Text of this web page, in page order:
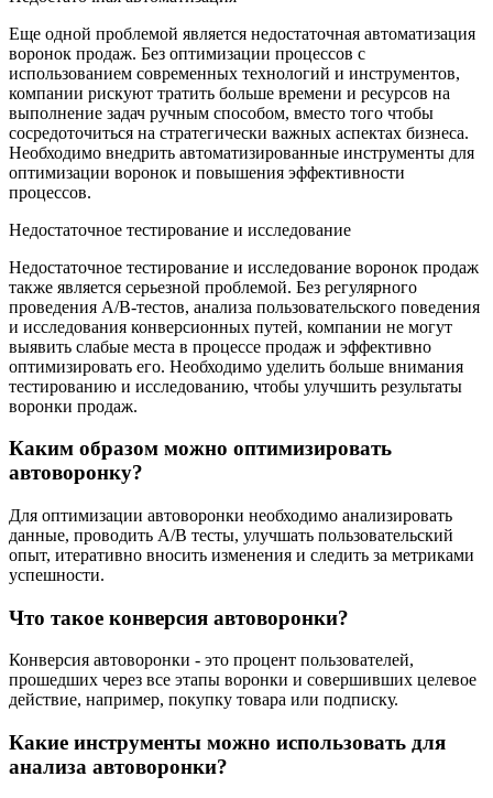
Еще одной проблемой является недостаточная автоматизация
воронок продаж. Без оптимизации процессов с
использованием современных технологий и инструментов,
компании рискуют тратить больше времени и ресурсов на
выполнение задач ручным способом, вместо того чтобы
сосредоточиться на стратегически важных аспектах бизнеса.
Необходимо внедрить автоматизированные инструменты для
оптимизации воронок и повышения эффективности
процессов.
Недостаточное тестирование и исследование
Недостаточное тестирование и исследование воронок продаж
также является серьезной проблемой. Без регулярного
проведения A/B-тестов, анализа пользовательского поведения
и исследования конверсионных путей, компании не могут
выявить слабые места в процессе продаж и эффективно
оптимизировать его. Необходимо уделить больше внимания
тестированию и исследованию, чтобы улучшить результаты
воронки продаж.
Каким образом можно оптимизировать
автоворонку?
Для оптимизации автоворонки необходимо анализировать
данные, проводить А/В тесты, улучшать пользовательский
опыт, итеративно вносить изменения и следить за метриками
успешности.
Что такое конверсия автоворонки?
Конверсия автоворонки - это процент пользователей,
прошедших через все этапы воронки и совершивших целевое
действие, например, покупку товара или подписку.
Какие инструменты можно использовать для
анализа автоворонки?